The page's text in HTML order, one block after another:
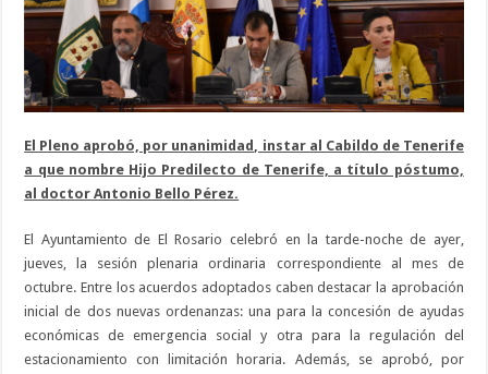
El Pleno aprobó, por unanimidad, instar al Cabildo de Tenerife
a que nombre Hijo Predilecto de Tenerife, a título póstumo,
al doctor Antonio Bello Pérez.
El Ayuntamiento de El Rosario celebró en la tarde-noche de ayer,
jueves, la sesión plenaria ordinaria correspondiente al mes de
octubre. Entre los acuerdos adoptados caben destacar la aprobación
inicial de dos nuevas ordenanzas: una para la concesión de ayudas
económicas de emergencia social y otra para la regulación del
estacionamiento con limitación horaria. Además, se aprobó, por